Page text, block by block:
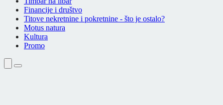
Financije i društvo
Titove nekretnine i pokretnine - što je ostalo?
Motus natura
Kultura
Promo